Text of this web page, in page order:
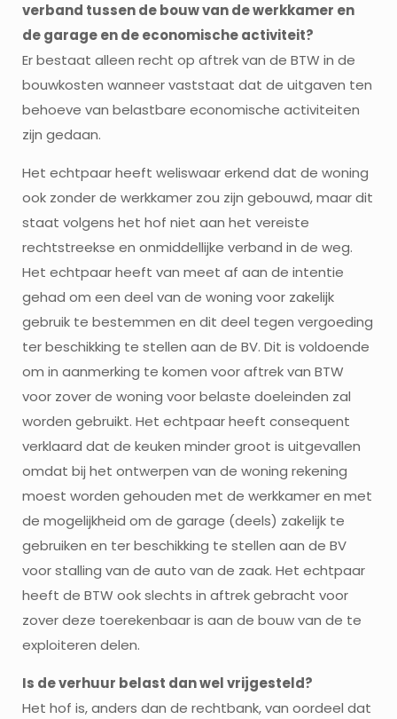
verband tussen de bouw van de werkkamer en
de garage en de economische activiteit?
Er bestaat alleen recht op aftrek van de BTW in de
bouwkosten wanneer vaststaat dat de uitgaven ten
behoeve van belastbare economische activiteiten
zijn gedaan.
Het echtpaar heeft weliswaar erkend dat de woning
ook zonder de werkkamer zou zijn gebouwd, maar dit
staat volgens het hof niet aan het vereiste
rechtstreekse en onmiddellijke verband in de weg.
Het echtpaar heeft van meet af aan de intentie
gehad om een deel van de woning voor zakelijk
gebruik te bestemmen en dit deel tegen vergoeding
ter beschikking te stellen aan de BV. Dit is voldoende
om in aanmerking te komen voor aftrek van BTW
voor zover de woning voor belaste doeleinden zal
worden gebruikt. Het echtpaar heeft consequent
verklaard dat de keuken minder groot is uitgevallen
omdat bij het ontwerpen van de woning rekening
moest worden gehouden met de werkkamer en met
de mogelijkheid om de garage (deels) zakelijk te
gebruiken en ter beschikking te stellen aan de BV
voor stalling van de auto van de zaak. Het echtpaar
heeft de BTW ook slechts in aftrek gebracht voor
zover deze toerekenbaar is aan de bouw van de te
exploiteren delen.
Is de verhuur belast dan wel vrijgesteld?
Het hof is, anders dan de rechtbank, van oordeel dat